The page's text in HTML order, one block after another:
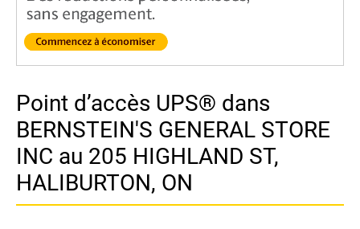
Point d’accès UPS® dans
BERNSTEIN'S GENERAL STORE
INC au 205 HIGHLAND ST,
HALIBURTON, ON